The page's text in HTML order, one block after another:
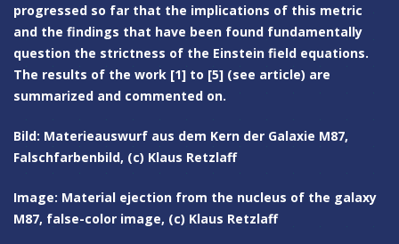
progressed so far that the implications of this metric
and the findings that have been found fundamentally
question the strictness of the Einstein field equations.
The results of the work [1] to [5] (see article) are
summarized and commented on.
Bild: Materieauswurf aus dem Kern der Galaxie M87,
Falschfarbenbild, (c) Klaus Retzlaff
Image: Material ejection from the nucleus of the galaxy
M87, false-color image, (c) Klaus Retzlaff